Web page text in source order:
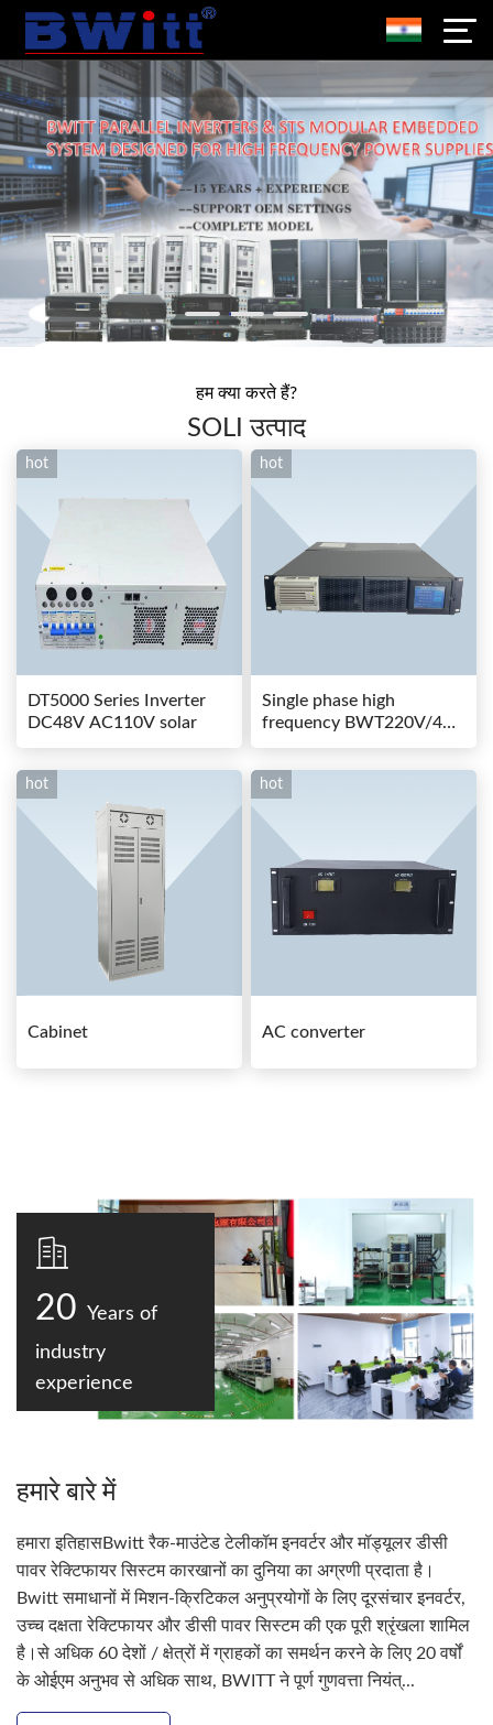
हम क्या करते हैं?
SOLI उत्पाद
hot
DT5000 Series Inverter
DC48V AC110V solar
hot
Single phase high
frequency BWT220V/48-
80AS switching power
hot
Cabinet
hot
AC converter
20 Years of
industry
experience
हमारे बारे में
हमारा इतिहासBwitt रैक-माउंटेड टेलीकॉम इनवर्टर और मॉड्यूलर डीसी
पावर रेक्टिफायर सिस्टम कारखानों का दुनिया का अग्रणी प्रदाता है।
Bwitt समाधानों में मिशन-क्रिटिकल अनुप्रयोगों के लिए दूरसंचार इनवर्टर,
उच्च दक्षता रेक्टिफायर और डीसी पावर सिस्टम की एक पूरी श्रृंखला शामिल
है।से अधिक 60 देशों / क्षेत्रों में ग्राहकों का समर्थन करने के लिए 20 वर्षों
के ओईएम अनुभव से अधिक साथ, BWITT ने पूर्ण गुणवत्ता नियंत्...